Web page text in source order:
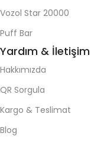
Vozol Star 20000
Puff Bar
Yardım & İletişim
Hakkımızda
QR Sorgula
Kargo & Teslimat
Blog